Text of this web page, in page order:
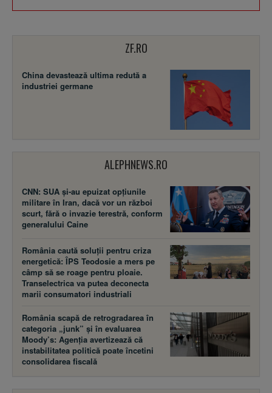
ZF.RO
China devastează ultima redută a
industriei germane
ALEPHNEWS.RO
CNN: SUA şi-au epuizat opțiunile
militare în Iran, dacă vor un război
scurt, fără o invazie terestră, conform
generalului Caine
România caută soluții pentru criza
energetică: ÎPS Teodosie a mers pe
câmp să se roage pentru ploaie.
Transelectrica va putea deconecta
marii consumatori industriali
România scapă de retrogradarea în
categoria „junk” și în evaluarea
Moody’s: Agenția avertizează că
instabilitatea politică poate încetini
consolidarea fiscală